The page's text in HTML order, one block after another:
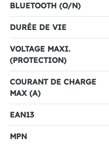
BLUETOOTH (O/N)
DURÉE DE VIE
VOLTAGE MAXI.
(PROTECTION)
COURANT DE CHARGE
MAX (A)
EAN13
MPN